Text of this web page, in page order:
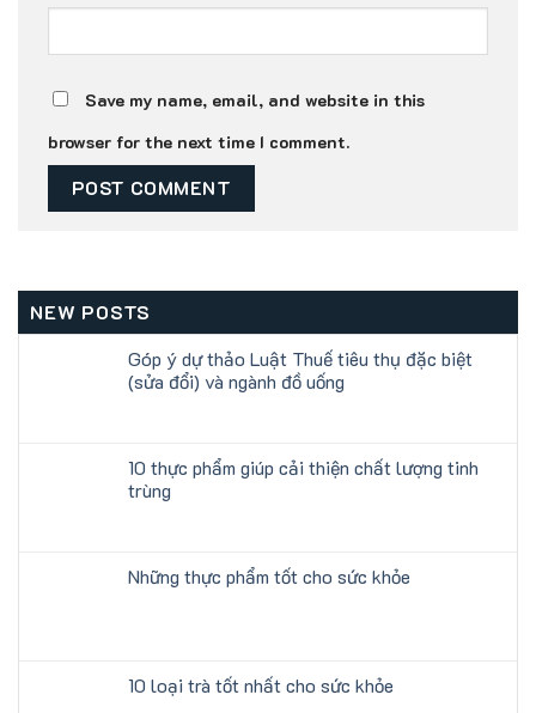
Save my name, email, and website in this
browser for the next time I comment.
NEW POSTS
Góp ý dự thảo Luật Thuế tiêu thụ đặc biệt
(sửa đổi) và ngành đồ uống
10 thực phẩm giúp cải thiện chất lượng tinh
trùng
Những thực phẩm tốt cho sức khỏe
10 loại trà tốt nhất cho sức khỏe